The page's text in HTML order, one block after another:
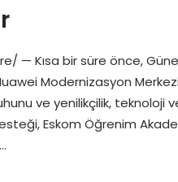
— Kısa bir süre önce,
Modernizasyon
ve yenilikçilik, teknoloji
Eskom Öğrenim